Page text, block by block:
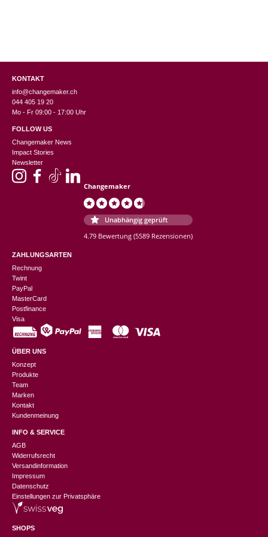
KONTAKT
info@changemaker.ch
044 405 19 20
Mo - Fr 09:00 - 17:00 Uhr
FOLLOW US
Changemaker News
Impact Stories
Newsletter
Changemaker
Unabhängig geprüft
4.79 Bewertung (5589 Rezensionen)
ZAHLUNGSARTEN
Rechnung
Twint
PayPal
MasterCard
Postfinance
Visa
ÜBER UNS
Konzept
Produkte
Team
Marken
Kontakt
Kundenmeinung
INFO & SERVICE
AGB
Widerrufsrecht
Versandinformation
Impressum
Datenschutz
Einstellungen zur Privatsphäre
SHOPS